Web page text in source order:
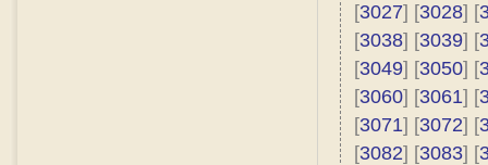
[3027] [3028] [
[3038] [3039] [
[3049] [3050] [
[3060] [3061] [
[3071] [3072] [
[3082] [3083] [